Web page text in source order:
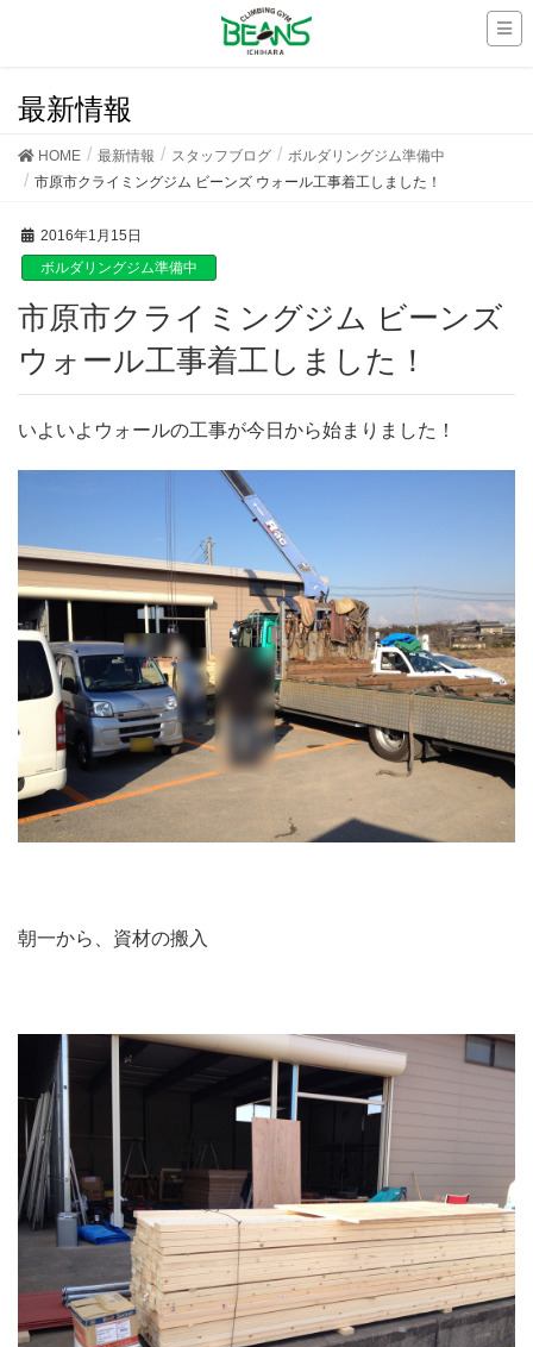
最新情報
HOME 最新情報 スタッフブログ
ボルダリングジム準備中
市原市クライミングジム ビーンズ ウォール工事着工しました！
2016年1月15日
ボルダリングジム準備中
市原市クライミングジム ビーンズ
ウォール工事着工しました！
いよいよウォールの工事が今日から始まりました！
朝一から、資材の搬入